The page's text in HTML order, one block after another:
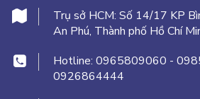
Trụ sở HCM: Số 14/17 KP
An Phú, Thành phố Hồ Chí
Hotline: 0965809060 -
0926864444